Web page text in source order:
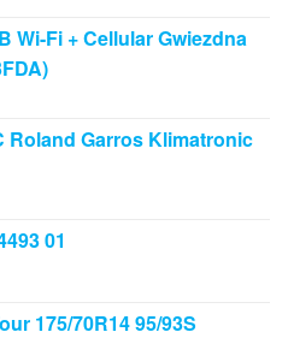
Wi-Fi + Cellular Gwiezdna
Roland Garros Klimatronic
01
175/70R14 95/93S